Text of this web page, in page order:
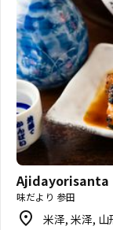
Ajidayorisanta
味だより 参田
米泽, 米泽, 山